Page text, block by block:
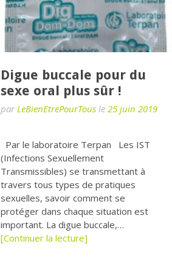
Digue buccale pour du
sexe oral plus sûr !
par LeBienEtrePourTousle 25 juin 2019
Par le laboratoire Terpan Les IST
(Infections Sexuellement
Transmissibles) se transmettant à
travers tous types de pratiques
sexuelles, savoir comment se
protéger dans chaque situation est
important. La digue buccale,…
[Continuer la lecture]